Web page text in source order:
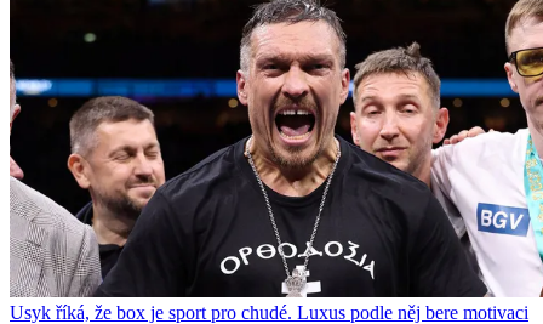
Usyk říká, že box je sport pro chudé. Luxus podle něj bere motivaci